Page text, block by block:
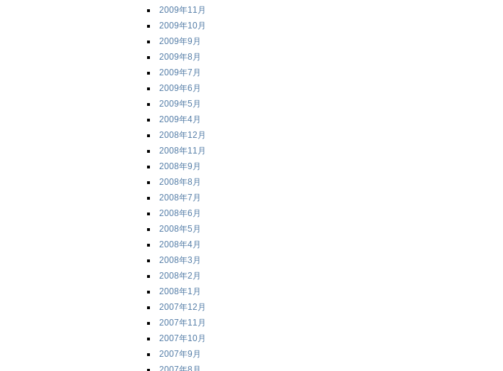
2009年11月
2009年10月
2009年9月
2009年8月
2009年7月
2009年6月
2009年5月
2009年4月
2008年12月
2008年11月
2008年9月
2008年8月
2008年7月
2008年6月
2008年5月
2008年4月
2008年3月
2008年2月
2008年1月
2007年12月
2007年11月
2007年10月
2007年9月